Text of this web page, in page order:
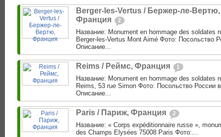
Berger-les-Vertus / Бержер-ле-Вертю,
Франция
2
Название: Monument en hommage des soldates
Berger-les-Vertus Mont Aimé Фото: Посольство
Описание...
Reims / Реймс, Франция 1
Название: Monument en hommage des soldates
Reims, 53 rue Simon Фото: Посольство России
Описание...
Paris / Париж, Франция 2
Название: « Corps expéditionnaire russe »,
des Champs Elysées 75008 Paris Фото:...